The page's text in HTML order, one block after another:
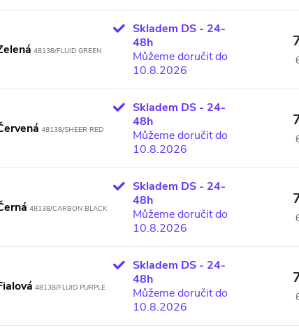
48138/FLUID GREEN
Skladem DS - 24-
48h
Můžeme doručit do
10.8.2026
48138/SHEER RED
Skladem DS - 24-
48h
Můžeme doručit do
10.8.2026
48138/CARBON BLACK
Skladem DS - 24-
48h
Můžeme doručit do
10.8.2026
48138/FLUID PURPLE
Skladem DS - 24-
48h
Můžeme doručit do
10.8.2026